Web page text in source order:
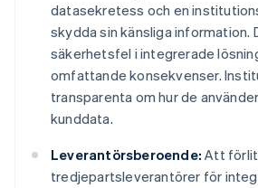
datasekretess och en
skydda sin känsliga information.
säkerhetsfel i integrerade
omfattande konsekvenser.
transparenta om hur de
kunddata.
Leverantörsberoende: Att
tredjepartsleverantörer för